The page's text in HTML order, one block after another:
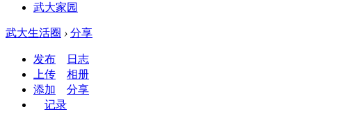
武大家园
武大生活圈 › 分享
发布
日志
上传
相册
添加
分享
记录